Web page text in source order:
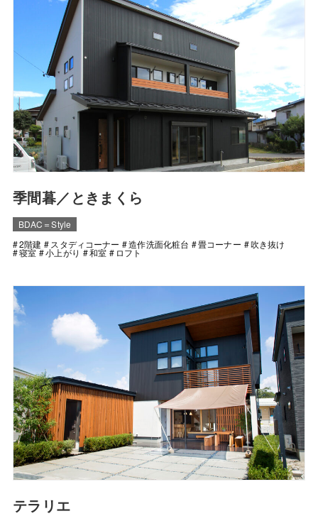
季間暮／ときまくら
BDAC＝Style
2階建
スタディコーナー 造作洗面化粧台 畳コーナー 吹き抜け
寝室 小上がり 和室 ロフト
テラリエ